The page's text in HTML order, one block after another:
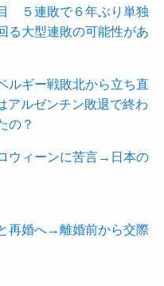
５連敗で６年ぶり単独
る大型連敗の可能性があ
ルギー戦敗北から立ち直
アルゼンチン敗退で終わ
の？
ウィーンに苦言→日本の
再婚へ→離婚前から交際